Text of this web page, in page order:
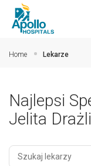
Home Lekarze
Najlepsi
Jelita